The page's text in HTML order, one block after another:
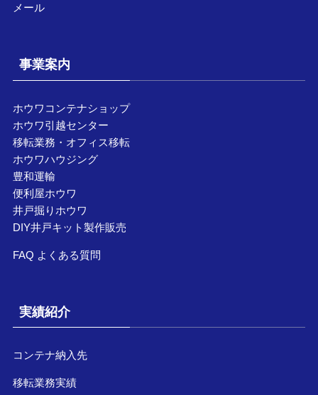
メール
事業案内
ホウワコンテナショップ
ホウワ引越センター
移転業務・オフィス移転
ホウワハウジング
豊和運輸
便利屋ホウワ
井戸掘りホウワ
DIY井戸キット製作販売
FAQ よくある質問
実績紹介
コンテナ納入先
移転業務実績